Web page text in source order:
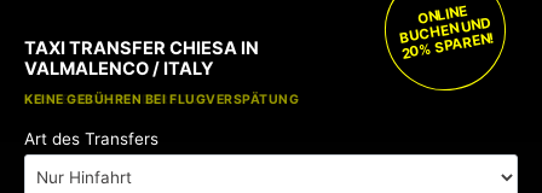
KOSTENLOSE KINDERSITZE
KEINE GEBÜHREN BEI FLUGVERSPÄTUNG
TAXI TRANSFER CHIESA IN
VALMALENCO / ITALY
ONLINE
BUCHEN UND
20% SPAREN!
Art des Transfers